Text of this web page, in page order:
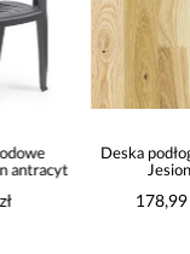
Barlinek
/ m2